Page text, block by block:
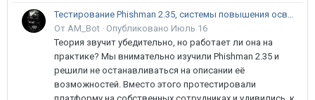
Тестирование Phishman 2.35, системы повышения осведомлённости пользователей в сфере ИБ
От AM_Bot · Опубликовано Июль 16
Теория звучит убедительно, но работает ли она на
практике? Мы внимательно изучили Phishman 2.35 и
решили не останавливаться на описании её
возможностей. Вместо этого протестировали